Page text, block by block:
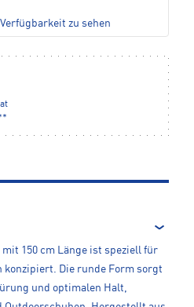
zu sehen
150 cm Länge ist speziell für
konzipiert. Die runde Form sorgt
und optimalen Halt,